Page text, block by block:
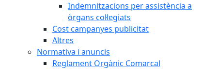
Indemnitzacions per assistència a
òrgans col·legiats
Cost campanyes publicitat
Altres
Normativa i anuncis
Reglament Orgànic Comarcal